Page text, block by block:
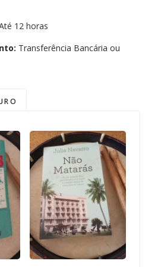
12 horas
Transferência Bancária ou